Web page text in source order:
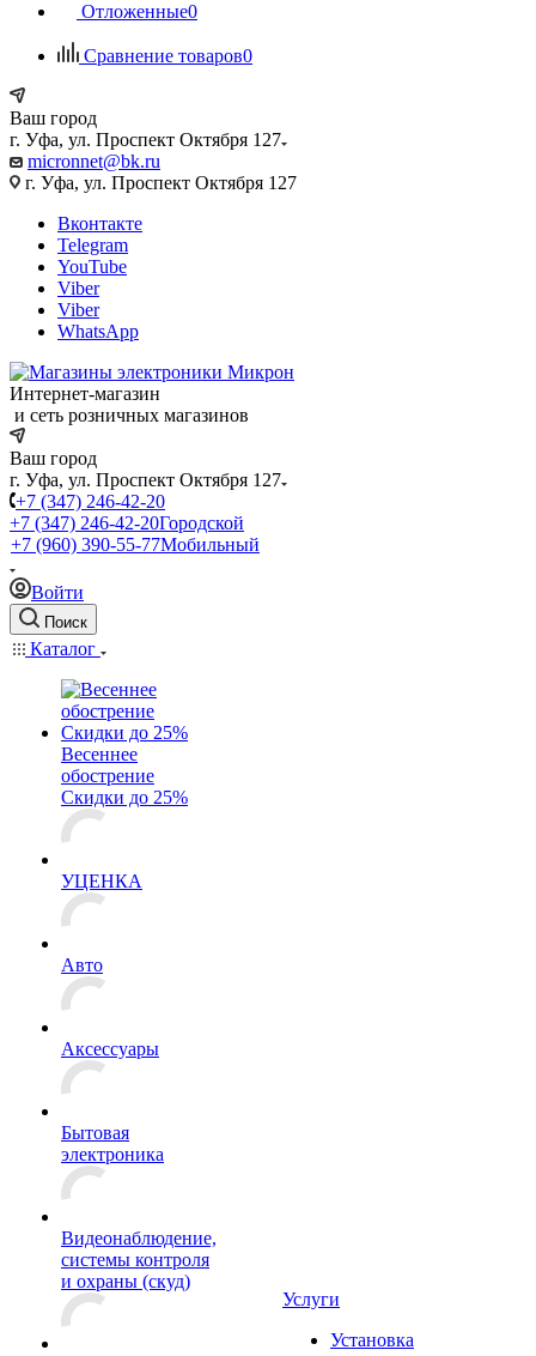
Отложенные0
Сравнение товаров0
Ваш город
г. Уфа, ул. Проспект Октября 127
micronnet@bk.ru
г. Уфа, ул. Проспект Октября 127
Вконтакте
Telegram
YouTube
Viber
Viber
WhatsApp
Интернет-магазин
и сеть розничных магазинов
Ваш город
г. Уфа, ул. Проспект Октября 127
+7 (347) 246-42-20
+7 (347) 246-42-20Городской
+7 (960) 390-55-77Мобильный
Войти
Поиск
Каталог
Весеннее
обострение
Скидки до 25%
УЦЕНКА
Авто
Аксессуары
Бытовая
электроника
Видеонаблюдение,
системы контроля
и охраны (скуд)
Услуги
Установка